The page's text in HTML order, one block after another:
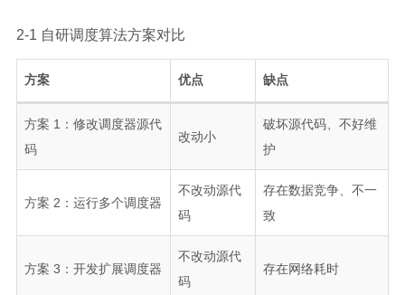
2-1 自研调度算法方案对比
方案 优点 缺点
方案 1：修改调度器源代
码
改动小
破坏源代码、不好维
护
方案 2：运行多个调度器
不改动源代
码
存在数据竞争、不一
致
方案 3：开发扩展调度器
不改动源代
码
存在网络耗时